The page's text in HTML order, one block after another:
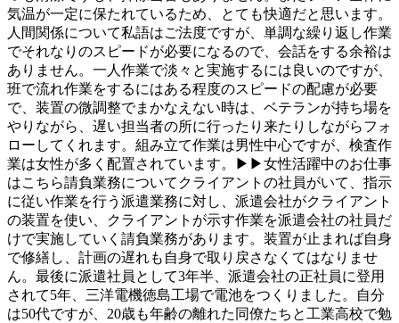
気温が一定に保たれているため、とても快適だと思います。
人間関係について私語はご法度ですが、単調な繰り返し作業
でそれなりのスピードが必要になるので、会話をする余裕は
ありません。一人作業で淡々と実施するには良いのですが、
班で流れ作業をするにはある程度のスピードの配慮が必要
で、装置の微調整でまかなえない時は、ベテランが持ち場を
やりながら、遅い担当者の所に行ったり来たりしながらフォ
ローしてくれます。組み立て作業は男性中心ですが、検査作
業は女性が多く配置されています。▶▶女性活躍中のお仕事
はこちら請負業務についてクライアントの社員がいて、指示
に従い作業を行う派遣業務に対し、派遣会社がクライアント
の装置を使い、クライアントが示す作業を派遣会社の社員だ
けで実施していく請負業務があります。装置が止まれば自身
で修繕し、計画の遅れも自身で取り戻さなくてはなりませ
ん。最後に派遣社員として3年半、派遣会社の正社員に登用
されて5年、三洋電機徳島工場で電池をつくりました。自分
は50代ですが、20歳も年齢の離れた同僚たちと工業高校で勉